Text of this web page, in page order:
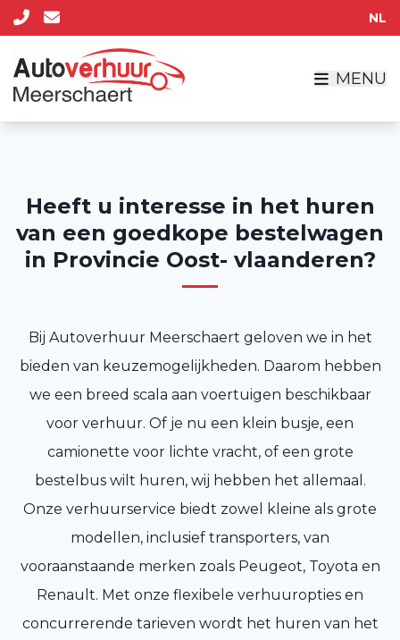
NL
MENU
Heeft u interesse in het huren
van een goedkope bestelwagen
in Provincie Oost- vlaanderen?
Bij Autoverhuur Meerschaert geloven we in het
bieden van keuzemogelijkheden. Daarom hebben
we een breed scala aan voertuigen beschikbaar
voor verhuur. Of je nu een klein busje, een
camionette voor lichte vracht, of een grote
bestelbus wilt huren, wij hebben het allemaal.
Onze verhuurservice biedt zowel kleine als grote
modellen, inclusief transporters, van
vooraanstaande merken zoals Peugeot, Toyota en
Renault. Met onze flexibele verhuuropties en
concurrerende tarieven wordt het huren van het